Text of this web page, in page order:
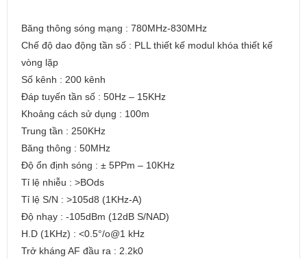
Băng thông sóng mạng : 780MHz-830MHz
Chế độ dao động tần số : PLL thiết kế modul khóa thiết kế
vòng lặp
Số kênh : 200 kênh
Đáp tuyến tần số : 50Hz – 15KHz
Khoảng cách sử dụng : 100m
Trung tần : 250KHz
Băng thông : 50MHz
Độ ổn định sóng : ± 5PPm – 10KHz
Tỉ lệ nhiễu : >BOds
Tỉ lệ S/N : >105d8 (1KHz-A)
Độ nhạy : -105dBm (12dB S/NAD)
H.D (1KHz) : <0.5°/o@1 kHz
Trở kháng AF đầu ra : 2.2k0